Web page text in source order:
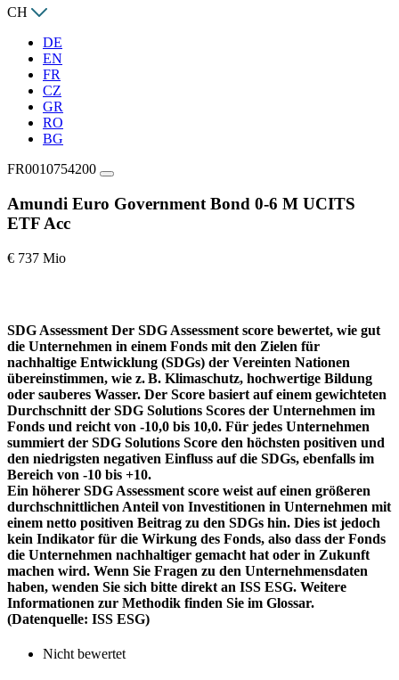
CH
DE
EN
FR
CZ
GR
RO
BG
FR0010754200
Amundi Euro Government Bond 0-6 M UCITS
ETF Acc
€ 737 Mio
SDG Assessment Der SDG Assessment score bewertet, wie gut
die Unternehmen in einem Fonds mit den Zielen für
nachhaltige Entwicklung (SDGs) der Vereinten Nationen
übereinstimmen, wie z. B. Klimaschutz, hochwertige Bildung
oder sauberes Wasser. Der Score basiert auf einem gewichteten
Durchschnitt der SDG Solutions Scores der Unternehmen im
Fonds und reicht von -10,0 bis 10,0. Für jedes Unternehmen
summiert der SDG Solutions Score den höchsten positiven und
den niedrigsten negativen Einfluss auf die SDGs, ebenfalls im
Bereich von -10 bis +10.
Ein höherer SDG Assessment score weist auf einen größeren
durchschnittlichen Anteil von Investitionen in Unternehmen mit
einem netto positiven Beitrag zu den SDGs hin. Dies ist jedoch
kein Indikator für die Wirkung des Fonds, also dass der Fonds
die Unternehmen nachhaltiger gemacht hat oder in Zukunft
machen wird. Wenn Sie Fragen zu den Unternehmensdaten
haben, wenden Sie sich bitte direkt an ISS ESG. Weitere
Informationen zur Methodik finden Sie im Glossar.
(Datenquelle: ISS ESG)
Nicht bewertet